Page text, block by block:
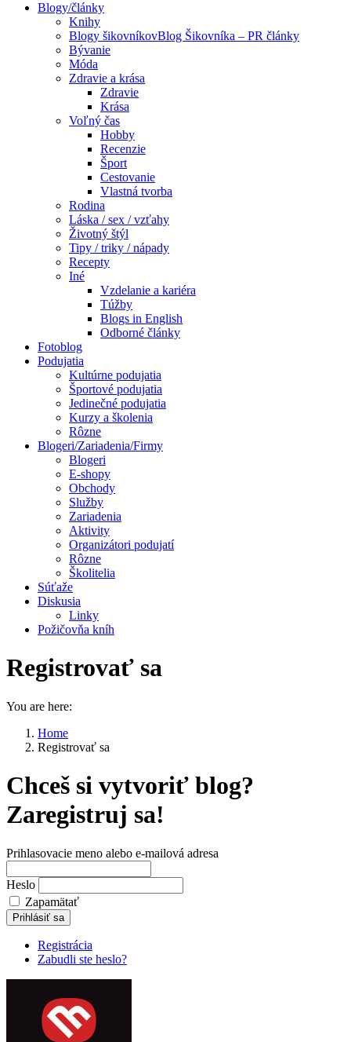
Blogy/články
Knihy
Blogy šikovníkovBlog Šikovníka – PR články
Bývanie
Móda
Zdravie a krása
Zdravie
Krása
Voľný čas
Hobby
Recenzie
Šport
Cestovanie
Vlastná tvorba
Rodina
Láska / sex / vzťahy
Životný štýl
Tipy / triky / nápady
Recepty
Iné
Vzdelanie a kariéra
Túžby
Blogs in English
Odborné články
Fotoblog
Podujatia
Kultúrne podujatia
Športové podujatia
Jedinečné podujatia
Kurzy a školenia
Rôzne
Blogeri/Zariadenia/Firmy
Blogeri
E-shopy
Obchody
Služby
Zariadenia
Aktivity
Organizátori podujatí
Rôzne
Školitelia
Súťaže
Diskusia
Linky
Požičovňa kníh
Registrovať sa
You are here:
Home
Registrovať sa
Chceš si vytvoriť blog?
Zaregistruj sa!
Prihlasovacie meno alebo e-mailová adresa
Heslo
Zapamätať
Prihlásiť sa
Registrácia
Zabudli ste heslo?